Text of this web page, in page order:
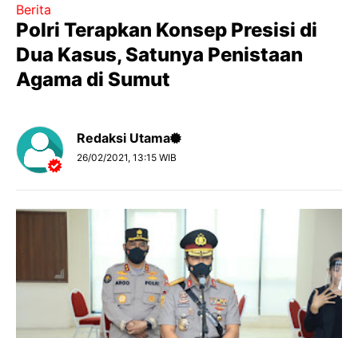
Berita
Polri Terapkan Konsep Presisi di
Dua Kasus, Satunya Penistaan
Agama di Sumut
Redaksi Utama
26/02/2021, 13:15 WIB